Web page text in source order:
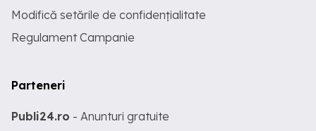
Modifică setările de confidențialitate
Regulament Campanie
Parteneri
Publi24.ro - Anunturi gratuite